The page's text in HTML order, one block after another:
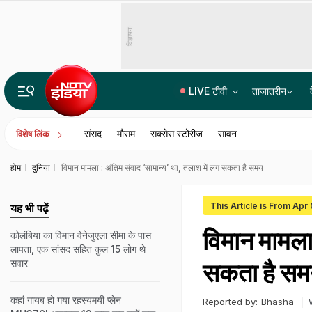
विज्ञापन
LIVE टीवी ताज़ातरीन
विशेष लिंक संसद मौसम सक्सेस स्टोरीज सावन
होम दुनिया विमान मामला : अंतिम संवाद ‘सामान्य’ था, तलाश में लग सकता है समय
This Article is From Apr
विमान
सकता है
Reported by: Bhasha
यह भी पढ़ें
कोलंबिया का विमान वेनेजुएला सीमा के पास
लापता, एक सांसद सहित कुल 15 लोग थे
सवार
कहां गायब हो गया रहस्यमयी प्लेन